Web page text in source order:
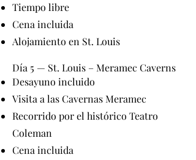
Tiempo libre
Cena incluida
Alojamiento en St. Louis
Día 5 — St. Louis – Meramec Caverns
Desayuno incluido
Visita a las Cavernas Meramec
Recorrido por el histórico Teatro
Coleman
Cena incluida